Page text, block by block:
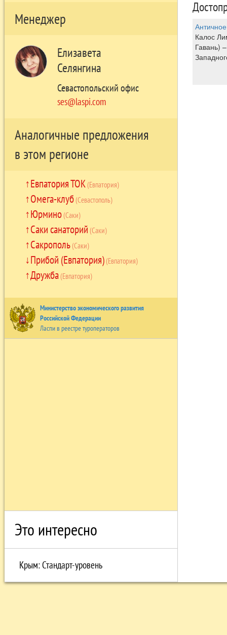
Менеджер
Елизавета
Селянгина
Севастопольский офис
ses@laspi.com
Аналогичные предложения
в этом регионе
Евпатория ТОК(Евпатория)
Омега-клуб(Севастополь)
Юрмино(Саки)
Саки санаторий (Саки)
Сакрополь(Саки)
Прибой (Евпатория)(Евпатория)
Дружба(Евпатория)
Министерство экономического развития
Российской Федерации
Ласпи в реестре туроператоров
Это интересно
Крым: Стандарт-уровень
Калос
Гавань)